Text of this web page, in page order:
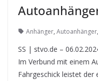
Anhänger, Autoanhänger,
SS | stvo.de –
Im Verbund mit einem
Fahrgeschick leistet der